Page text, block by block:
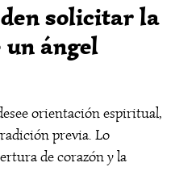
solicitar la
ángel
orientación espiritual,
previa. Lo
de corazón y la